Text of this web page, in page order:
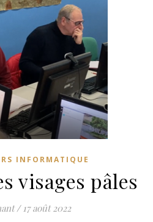
INFORMATIQUE
visages pâles
/ 17 août 2022